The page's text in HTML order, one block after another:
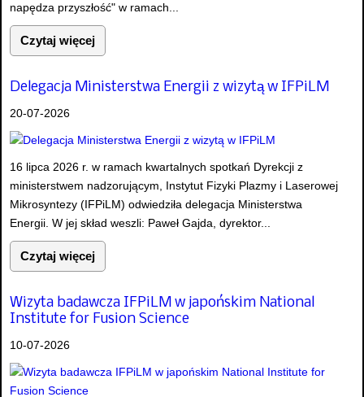
napędza przyszłość" w ramach...
Czytaj więcej
Delegacja Ministerstwa Energii z wizytą w IFPiLM
20-07-2026
16 lipca 2026 r. w ramach kwartalnych spotkań Dyrekcji z
ministerstwem nadzorującym, Instytut Fizyki Plazmy i Laserowej
Mikrosyntezy (IFPiLM) odwiedziła delegacja Ministerstwa
Energii. W jej skład weszli: Paweł Gajda, dyrektor...
Czytaj więcej
Wizyta badawcza IFPiLM w japońskim National
Institute for Fusion Science
10-07-2026